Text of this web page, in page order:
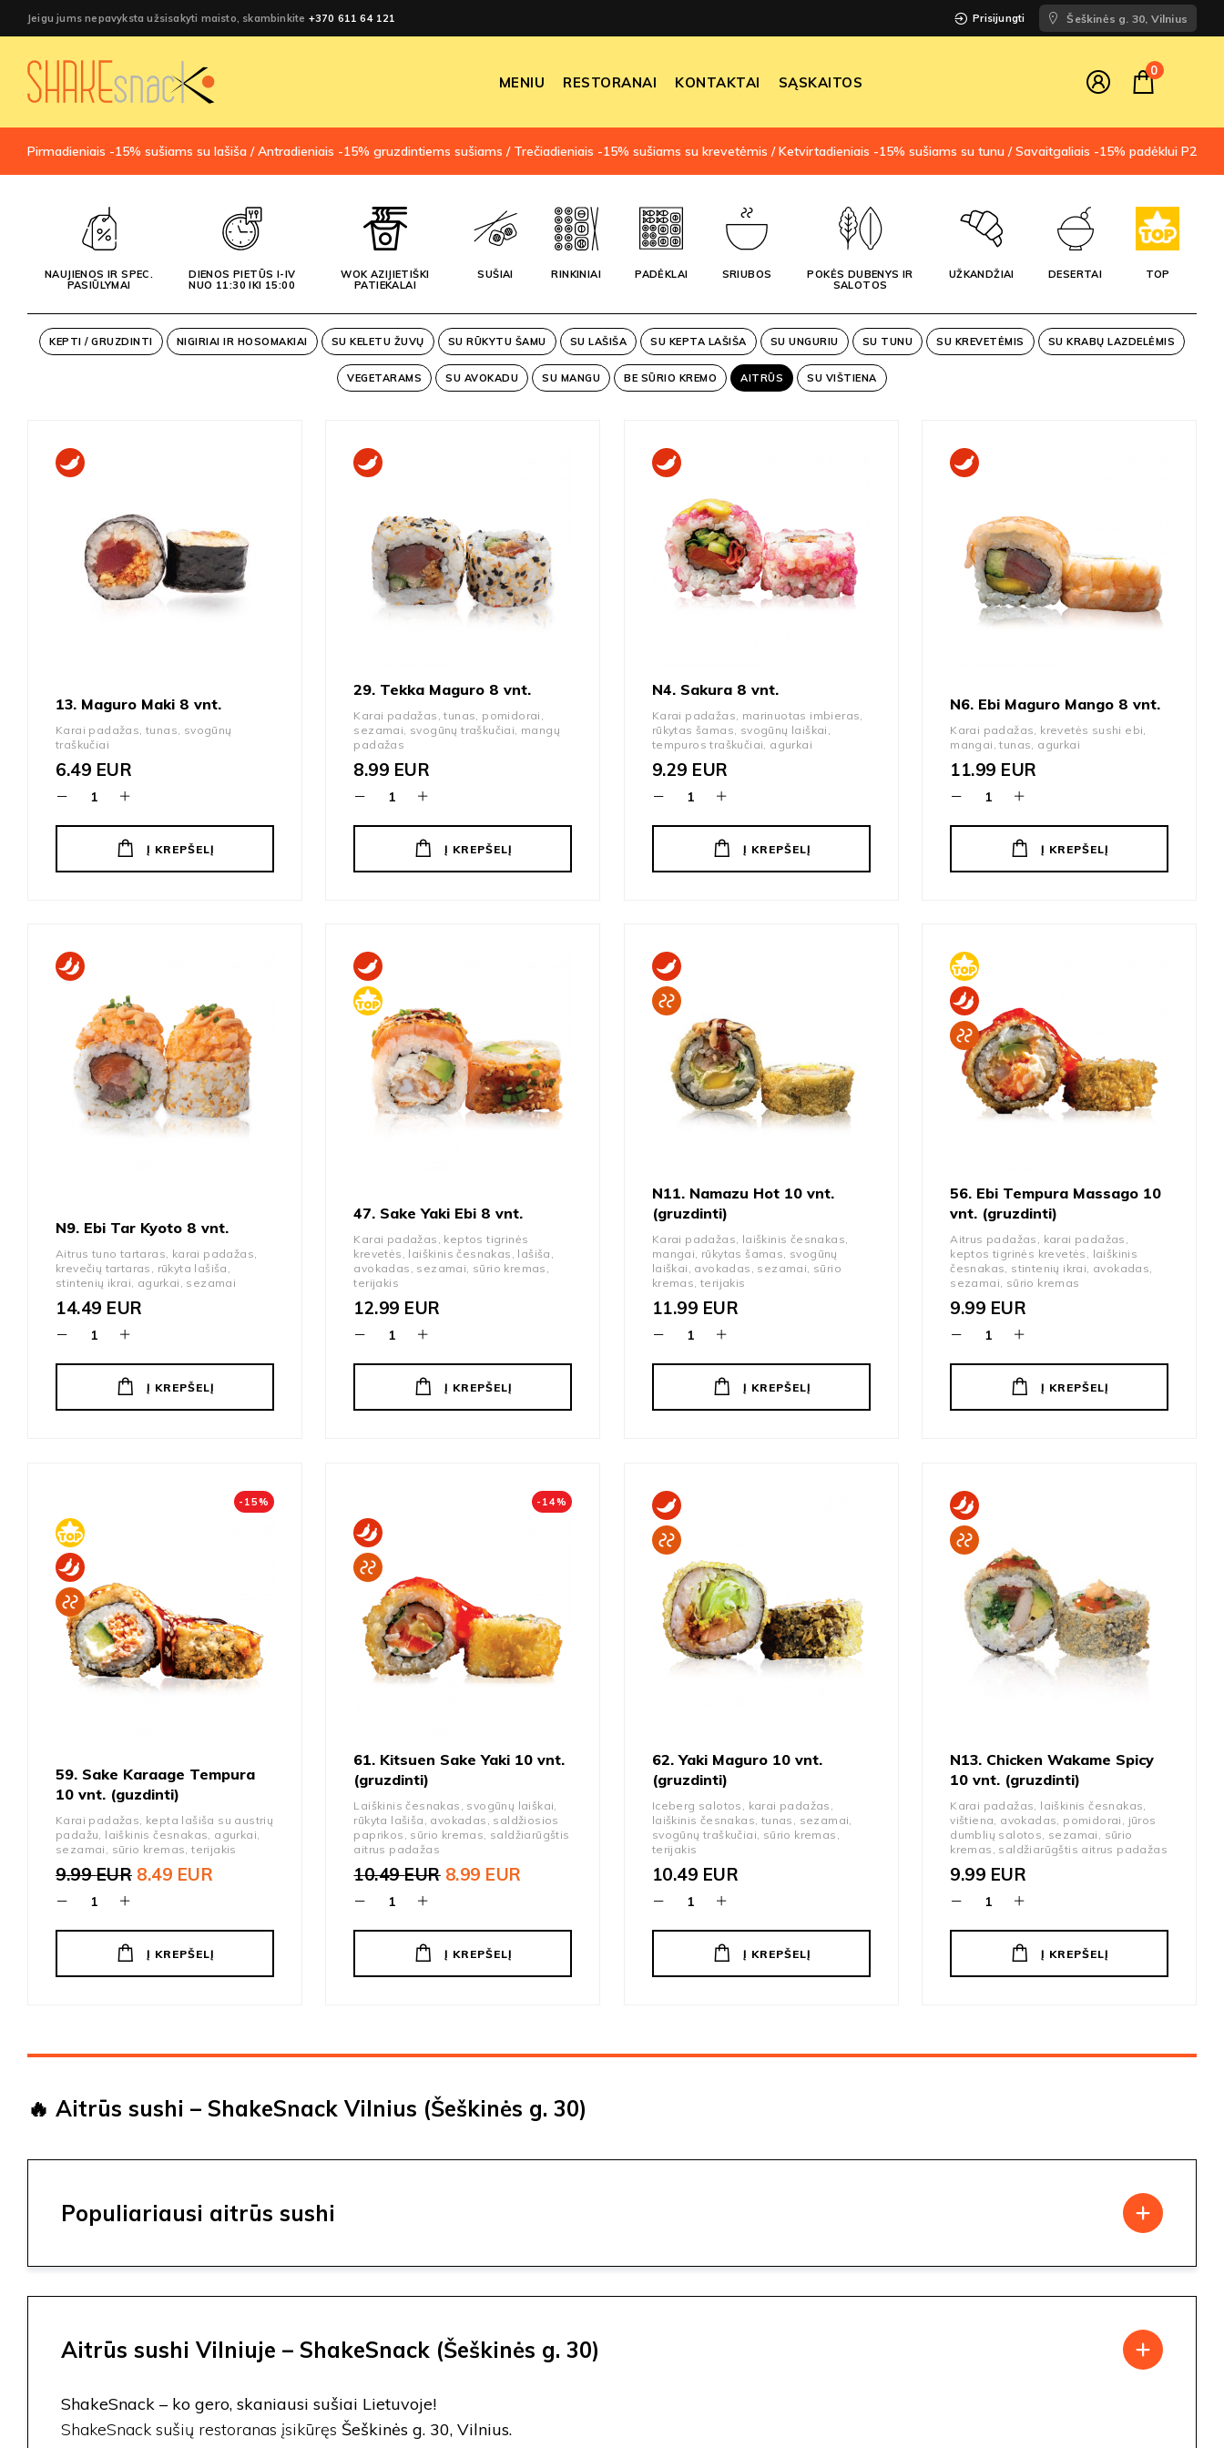
Jeigu jums nepavyksta užsisakyti maisto, skambinkite +370 611 64 121 Prisijungti Šeškinės g. 30, Vilnius
MENIU RESTORANAI KONTAKTAI SĄSKAITOS
0
Pirmadieniais -15% sušiams su lašiša / Antradieniais -15% gruzdintiems sušiams / Trečiadieniais -15% sušiams su krevetėmis / Ketvirtadieniais -15% sušiams su tunu / Savaitgaliais -15% padėklui P2
NAUJIENOS IR SPEC.
PASIŪLYMAI
DIENOS PIETŪS I-IV
NUO 11:30 IKI 15:00
WOK AZIJIETIŠKI
PATIEKALAI
SUŠIAI RINKINIAI PADĖKLAI SRIUBOS
POKĖS DUBENYS IR
SALOTOS
UŽKANDŽIAI DESERTAI TOP
KEPTI / GRUZDINTI NIGIRIAI IR HOSOMAKIAI SU KELETU ŽUVŲ SU RŪKYTU ŠAMU SU LAŠIŠA SU KEPTA LAŠIŠA SU UNGURIU SU TUNU SU KREVETĖMIS SU KRABŲ LAZDELĖMIS
VEGETARAMS SU AVOKADU SU MANGU BE SŪRIO KREMO AITRŪS SU VIŠTIENA
13. Maguro Maki 8 vnt.
Karai padažas, tunas, svogūnų
traškučiai
6.49 EUR
Į KREPŠELĮ
29. Tekka Maguro 8 vnt.
Karai padažas, tunas, pomidorai,
sezamai, svogūnų traškučiai, mangų
padažas
8.99 EUR
Į KREPŠELĮ
N4. Sakura 8 vnt.
Karai padažas, marinuotas imbieras,
rūkytas šamas, svogūnų laiškai,
tempuros traškučiai, agurkai
9.29 EUR
Į KREPŠELĮ
N6. Ebi Maguro Mango 8 vnt.
Karai padažas, krevetės sushi ebi,
mangai, tunas, agurkai
11.99 EUR
Į KREPŠELĮ
N9. Ebi Tar Kyoto 8 vnt.
Aitrus tuno tartaras, karai padažas,
krevečių tartaras, rūkyta lašiša,
stintenių ikrai, agurkai, sezamai
14.49 EUR
Į KREPŠELĮ
47. Sake Yaki Ebi 8 vnt.
Karai padažas, keptos tigrinės
krevetės, laiškinis česnakas, lašiša,
avokadas, sezamai, sūrio kremas,
terijakis
12.99 EUR
Į KREPŠELĮ
N11. Namazu Hot 10 vnt.
(gruzdinti)
Karai padažas, laiškinis česnakas,
mangai, rūkytas šamas, svogūnų
laiškai, avokadas, sezamai, sūrio
kremas, terijakis
11.99 EUR
Į KREPŠELĮ
56. Ebi Tempura Massago 10
vnt. (gruzdinti)
Aitrus padažas, karai padažas,
keptos tigrinės krevetės, laiškinis
česnakas, stintenių ikrai, avokadas,
sezamai, sūrio kremas
9.99 EUR
Į KREPŠELĮ
- 15%
59. Sake Karaage Tempura
10 vnt. (guzdinti)
Karai padažas, kepta lašiša su austrių
padažu, laiškinis česnakas, agurkai,
sezamai, sūrio kremas, terijakis
9.99EUR
Original price was: 9.99 EUR.
8.49 EUR
Current price is: 8.49 EUR.
Į KREPŠELĮ
- 14%
61. Kitsuen Sake Yaki 10 vnt.
(gruzdinti)
Laiškinis česnakas, svogūnų laiškai,
rūkyta lašiša, avokadas, saldžiosios
paprikos, sūrio kremas, saldžiarūgštis
aitrus padažas
10.49EUR
Original price was: 10.49 EUR.
8.99 EUR
Current price is: 8.99 EUR.
Į KREPŠELĮ
62. Yaki Maguro 10 vnt.
(gruzdinti)
Iceberg salotos, karai padažas,
laiškinis česnakas, tunas, sezamai,
svogūnų traškučiai, sūrio kremas,
terijakis
10.49 EUR
Į KREPŠELĮ
N13. Chicken Wakame Spicy
10 vnt. (gruzdinti)
Karai padažas, laiškinis česnakas,
vištiena, avokadas, pomidorai, jūros
dumblių salotos, sezamai, sūrio
kremas, saldžiarūgštis aitrus padažas
9.99 EUR
Į KREPŠELĮ
🔥 Aitrūs sushi – ShakeSnack Vilnius (Šeškinės g. 30)
Populiariausi aitrūs sushi
Aitrūs sushi Vilniuje – ShakeSnack (Šeškinės g. 30)
ShakeSnack – ko gero, skaniausi sušiai Lietuvoje!
ShakeSnack sušių restoranas įsikūręs Šeškinės g. 30, Vilnius.